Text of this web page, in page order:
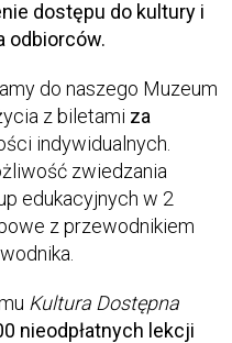
dostępu do kultury i
odbiorców.
do naszego Muzeum
z biletami za
indywidualnych.
zwiedzania
edukacyjnych w 2
z przewodnikiem
Kultura Dostępna
nieodpłatnych lekcji